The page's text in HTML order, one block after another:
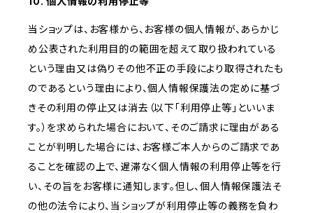
当ショップは、お客様から、お客様の個人情報が、あらかじ
め公表された利用目的の範囲を超えて取り扱われている
という理由又は偽りその他不正の手段により取得されたも
のであるという理由により、個人情報保護法の定めに基づ
きその利用の停止又は消去（以下「利用停止等」といいま
す。）を求められた場合において、そのご請求に理由がある
ことが判明した場合には、お客様ご本人からのご請求であ
ることを確認の上で、遅滞なく個人情報の利用停止等を行
い、その旨をお客様に通知します。但し、個人情報保護法そ
の他の法令により、当ショップが利用停止等の義務を負わ